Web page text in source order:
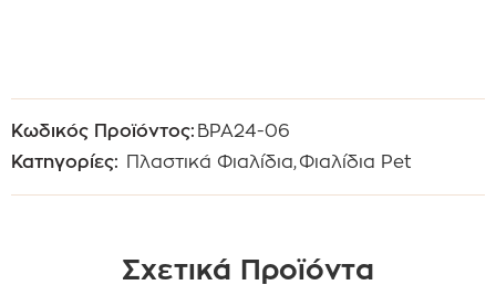
Κωδικός Προϊόντος: BPA24-06
Κατηγορίες: Πλαστικά Φιαλίδια,Φιαλίδια Pet
Σχετικά Προϊόντα